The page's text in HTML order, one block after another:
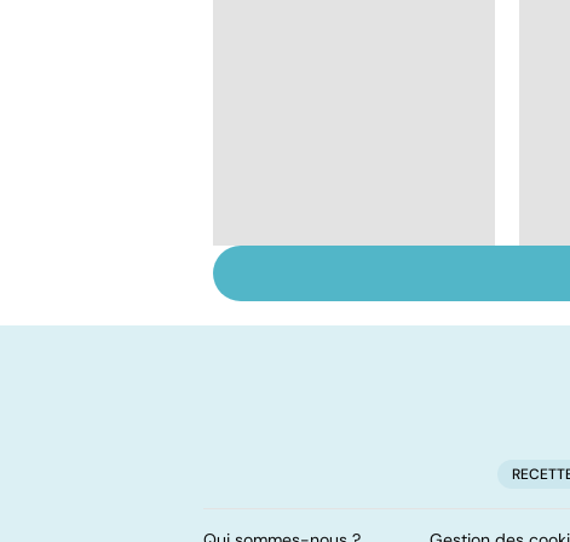
dorment jamais, un